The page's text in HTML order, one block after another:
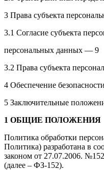
3 Права субъекта
3.1 Согласие субъекта
персональных данных — 9
3.2 Права субъекта
4 Обеспечение
5 Заключительные
1 ОБЩИЕ ПОЛОЖЕНИЯ
Политика обработки
Политика) разработана в
законом от 27.07.2006.
(далее – ФЗ-152).